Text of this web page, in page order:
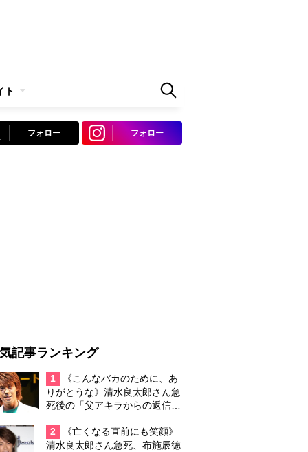
ト
フォロー フォロー
記事ランキング
1
《こんなバカのために、あ
りがとうな》清水良太郎さん急
死後の「父アキラからの返信」
布施辰徳が涙で明かす「順番が
違う」
2
《亡くなる直前にも笑顔》
清水良太郎さん急死、布施辰徳